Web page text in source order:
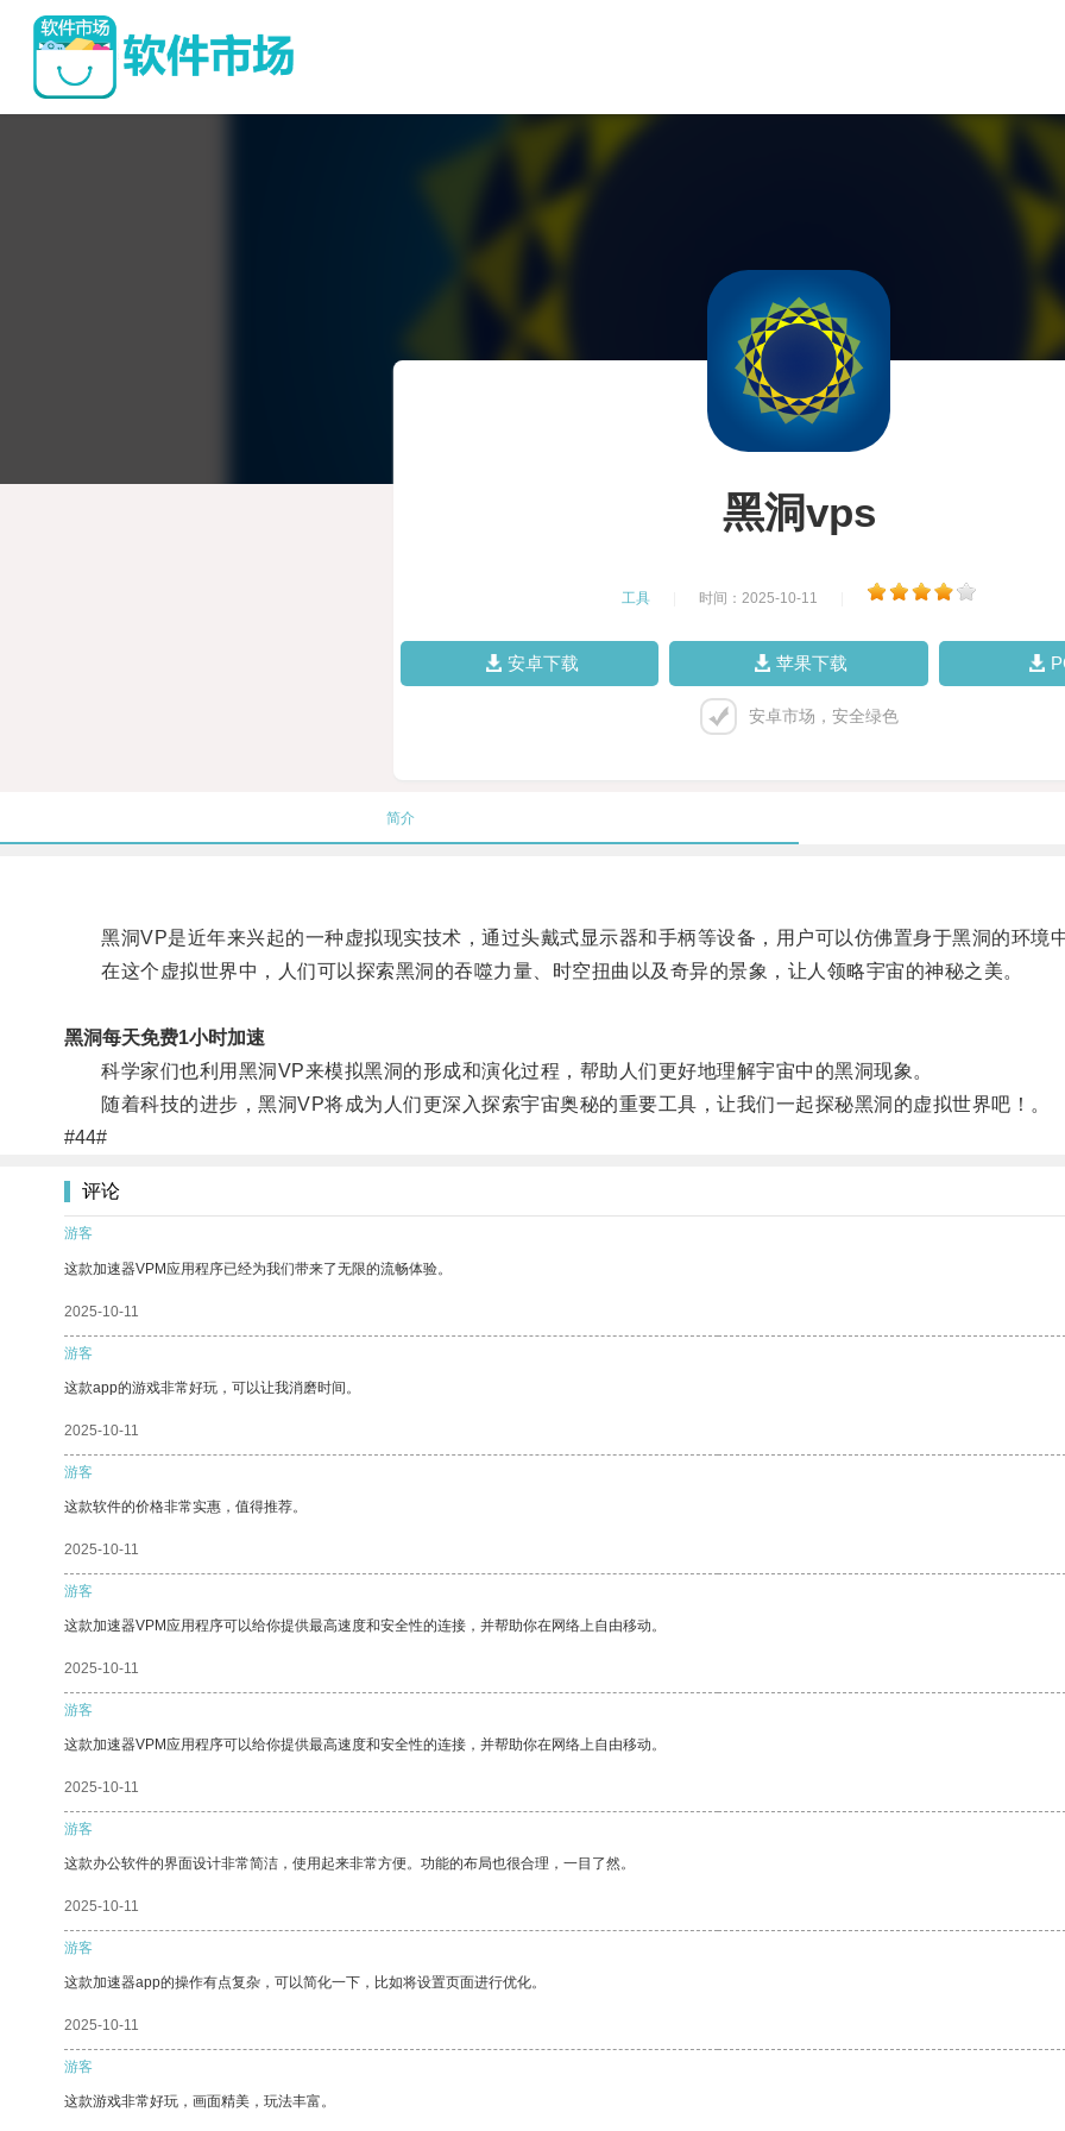
黑洞vps
工具 时间：2025-10-11
安卓下载 苹果下载
安卓市场，安全绿色
简介
黑洞VP是近年来兴起的一种虚拟现实技术，通过头戴式显示器和手柄等设备，用户可以仿佛置身于黑洞的环境中
在这个虚拟世界中，人们可以探索黑洞的吞噬力量、时空扭曲以及奇异的景象，让人领略宇宙的神秘之美。
黑洞每天免费1小时加速
科学家们也利用黑洞VP来模拟黑洞的形成和演化过程，帮助人们更好地理解宇宙中的黑洞现象。
随着科技的进步，黑洞VP将成为人们更深入探索宇宙奥秘的重要工具，让我们一起探秘黑洞的虚拟世界吧！。
#44#
评论
游客
这款加速器VPM应用程序已经为我们带来了无限的流畅体验。
2025-10-11
游客
这款app的游戏非常好玩，可以让我消磨时间。
2025-10-11
游客
这款软件的价格非常实惠，值得推荐。
2025-10-11
游客
这款加速器VPM应用程序可以给你提供最高速度和安全性的连接，并帮助你在网络上自由移动。
2025-10-11
游客
这款加速器VPM应用程序可以给你提供最高速度和安全性的连接，并帮助你在网络上自由移动。
2025-10-11
游客
这款办公软件的界面设计非常简洁，使用起来非常方便。功能的布局也很合理，一目了然。
2025-10-11
游客
这款加速器app的操作有点复杂，可以简化一下，比如将设置页面进行优化。
2025-10-11
游客
这款游戏非常好玩，画面精美，玩法丰富。